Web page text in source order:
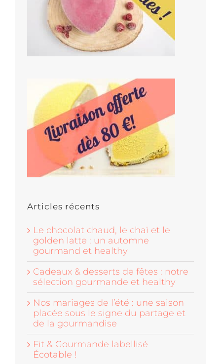
Articles récents
Le chocolat chaud, le chaï et le
golden latte : un automne
gourmand et healthy
Cadeaux & desserts de fêtes : notre
sélection gourmande et healthy
Nos mariages de l’été : une saison
placée sous le signe du partage et
de la gourmandise
Fit & Gourmande labellisé
Écotable !